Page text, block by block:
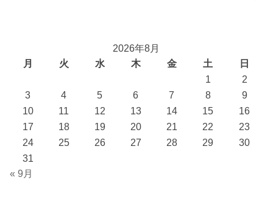
2026年8月
月
火 水 木 金 土
日
1
2
3
4 5 6 7 8
9
10
11 12 13 14 15
16
17
18 19 20 21 22
23
24
25 26 27 28 29
30
31
« 9月